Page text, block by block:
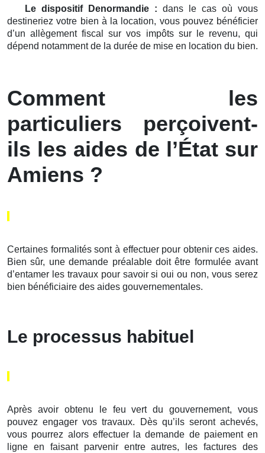
Le dispositif Denormandie : dans le cas où vous
destineriez votre bien à la location, vous pouvez bénéficier
d’un allègement fiscal sur vos impôts sur le revenu, qui
dépend notamment de la durée de mise en location du bien.
Comment les
particuliers perçoivent-
ils les aides de l’État sur
Amiens ?
Certaines formalités sont à effectuer pour obtenir ces aides.
Bien sûr, une demande préalable doit être formulée avant
d’entamer les travaux pour savoir si oui ou non, vous serez
bien bénéficiaire des aides gouvernementales.
Le processus habituel
Après avoir obtenu le feu vert du gouvernement, vous
pouvez engager vos travaux. Dès qu’ils seront achevés,
vous pourrez alors effectuer la demande de paiement en
ligne en faisant parvenir entre autres, les factures des